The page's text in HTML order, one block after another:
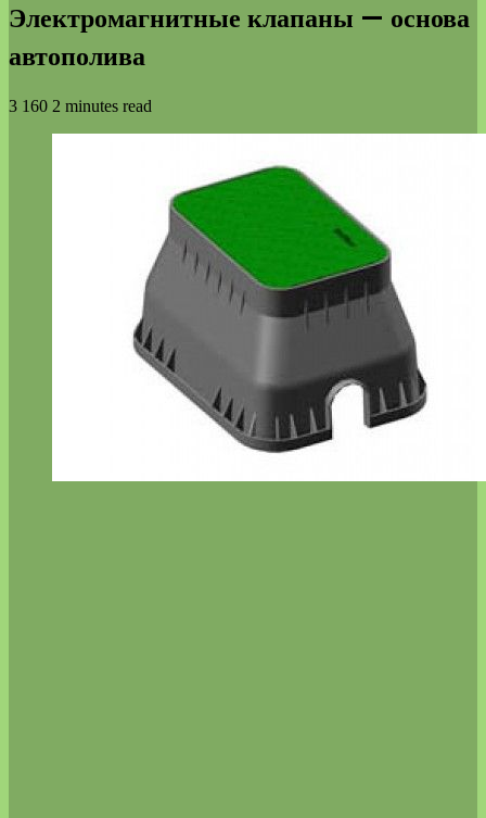
Электромагнитные клапаны — основа
автополива
3 160 2 minutes read